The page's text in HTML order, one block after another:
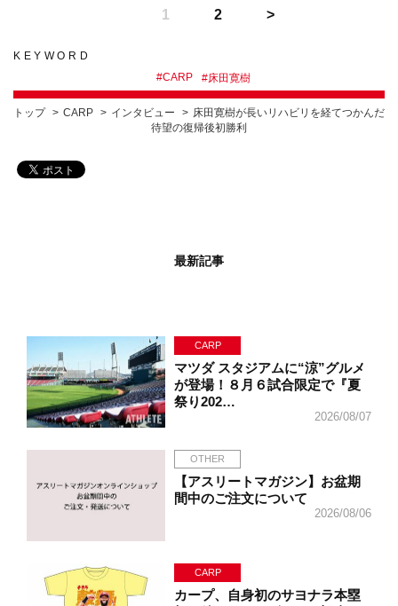
1 2
KEYWORD
#CARP #床田寛樹
トップ CARP インタビュー
床田寛樹が長いリハビリを経てつかんだ
待望の復帰後初勝利
最新記事
CARP
マツダ スタジアムに“涼”グルメ
が登場！８月６試合限定で『夏
祭り202…
2026/08/07
OTHER
【アスリートマガジン】お盆期
間中のご注文について
2026/08/06
CARP
カープ、自身初のサヨナラ本塁